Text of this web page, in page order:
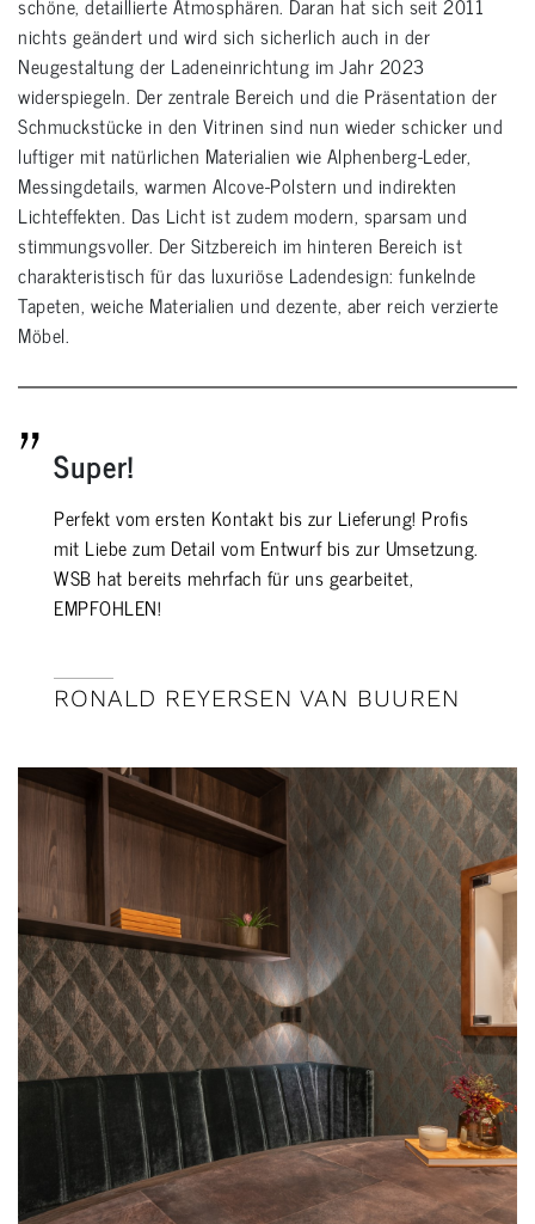
schöne, detaillierte Atmosphären. Daran hat sich seit 2011
nichts geändert und wird sich sicherlich auch in der
Neugestaltung der Ladeneinrichtung im Jahr 2023
widerspiegeln. Der zentrale Bereich und die Präsentation der
Schmuckstücke in den Vitrinen sind nun wieder schicker und
luftiger mit natürlichen Materialien wie Alphenberg-Leder,
Messingdetails, warmen Alcove-Polstern und indirekten
Lichteffekten. Das Licht ist zudem modern, sparsam und
stimmungsvoller. Der Sitzbereich im hinteren Bereich ist
charakteristisch für das luxuriöse Ladendesign: funkelnde
Tapeten, weiche Materialien und dezente, aber reich verzierte
Möbel.
Super!
Perfekt vom ersten Kontakt bis zur Lieferung! Profis
mit Liebe zum Detail vom Entwurf bis zur Umsetzung.
WSB hat bereits mehrfach für uns gearbeitet,
EMPFOHLEN!
RONALD REYERSEN VAN BUUREN